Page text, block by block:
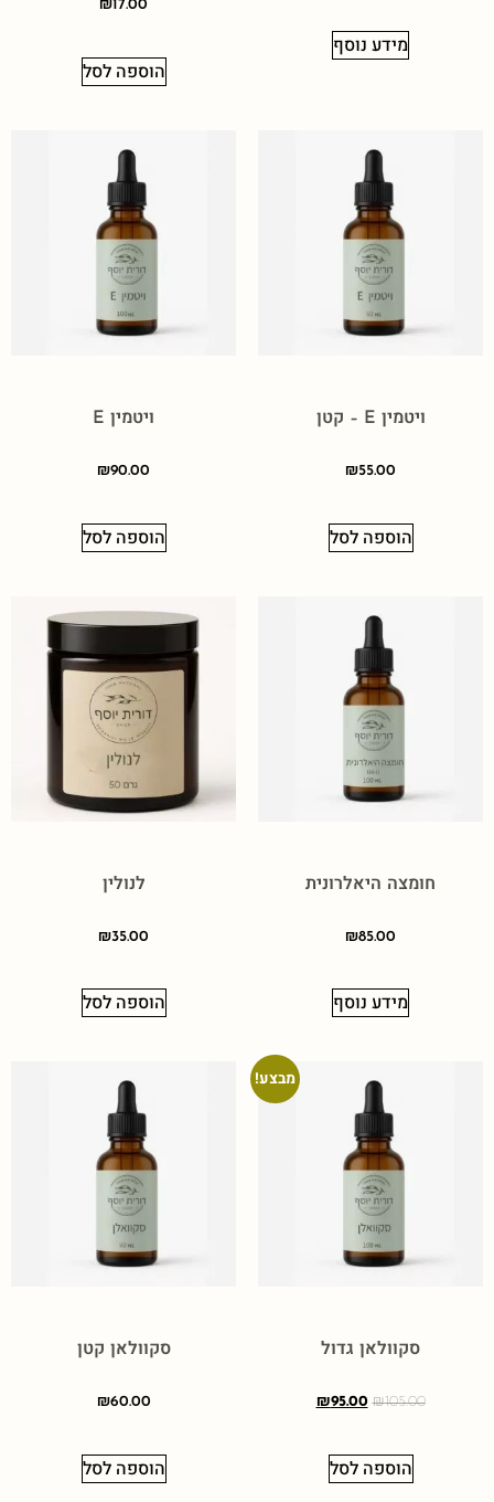
מידע נוסף
₪17.00
הוספה לסל
ויטמין E – קטן
₪55.00
הוספה לסל
ויטמין E
₪90.00
הוספה לסל
חומצה היאלרונית
₪85.00
מידע נוסף
לנולין
₪35.00
הוספה לסל
מבצע!
סקוולאן גדול
₪105.00
₪95.00
הוספה לסל
סקוולאן קטן
₪60.00
הוספה לסל